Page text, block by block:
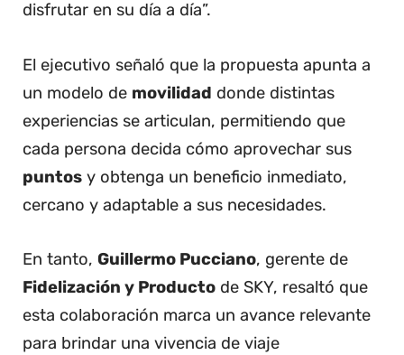
disfrutar en su día a día”.
El ejecutivo señaló que la propuesta apunta a
un modelo de movilidad donde distintas
experiencias se articulan, permitiendo que
cada persona decida cómo aprovechar sus
puntos y obtenga un beneficio inmediato,
cercano y adaptable a sus necesidades.
En tanto, Guillermo Pucciano, gerente de
Fidelización y Producto de SKY, resaltó que
esta colaboración marca un avance relevante
para brindar una vivencia de viaje